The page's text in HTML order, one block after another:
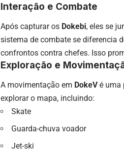
Interação e Combate
Após capturar os Dokebi, eles se
sistema de combate se diferencia
confrontos contra chefes. Isso
Exploração e
A movimentação em DokeVé uma
explorar o mapa, incluindo:
Skate
Guarda-chuva voador
Jet-ski